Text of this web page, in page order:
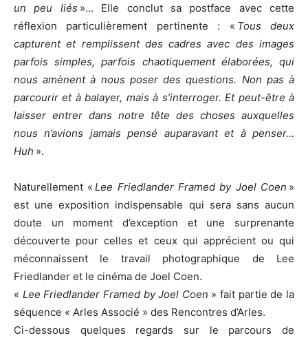
un peu liés »… Elle conclut sa postface avec cette
réflexion particulièrement pertinente : « Tous deux
capturent et remplissent des cadres avec des images
parfois simples, parfois chaotiquement élaborées, qui
nous amènent à nous poser des questions. Non pas à
parcourir et à balayer, mais à s’interroger. Et peut-être à
laisser entrer dans notre tête des choses auxquelles
nous n’avions jamais pensé auparavant et à penser…
Huh ».
Naturellement «Lee Friedlander Framed by Joel Coen »
est une exposition indispensable qui sera sans aucun
doute un moment d’exception et une surprenante
découverte pour celles et ceux qui apprécient ou qui
méconnaissent le travail photographique de Lee
Friedlander et le cinéma de Joel Coen.
« Lee Friedlander Framed by Joel Coen » fait partie de la
séquence « Arles Associé » des Rencontres d’Arles.
Ci-dessous quelques regards sur le parcours de